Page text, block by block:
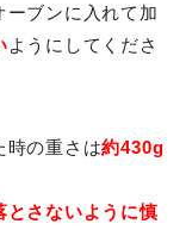
ーブンに入れて加
ようにしてくださ
時の重さは約430g
とさないように慎